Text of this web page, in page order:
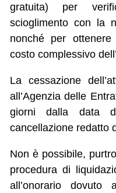
gratuita) per
scioglimento con la
nonché per
costo complessivo
La cessazione
all’Agenzia delle
giorni dalla data
cancellazione redatto
Non è possibile,
procedura di
all’onorario dovuto